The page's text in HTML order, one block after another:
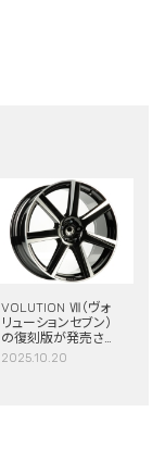
VOLUTION Ⅶ（ヴォ
リューションセブン）
の復刻版が発売さ
れました！
2025.10.20